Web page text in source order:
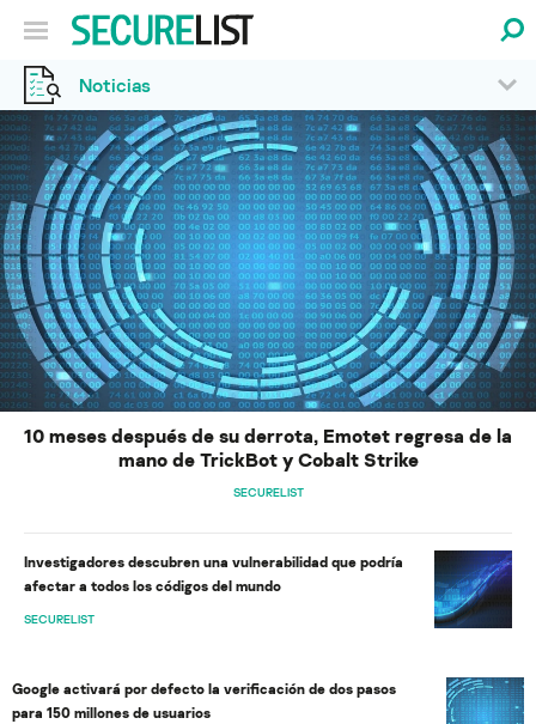
Noticias
10 meses después de su derrota, Emotet regresa de la
mano de TrickBot y Cobalt Strike
SECURELIST
Investigadores descubren una vulnerabilidad que podría
afectar a todos los códigos del mundo
SECURELIST
Google activará por defecto la verificación de dos pasos
para 150 millones de usuarios